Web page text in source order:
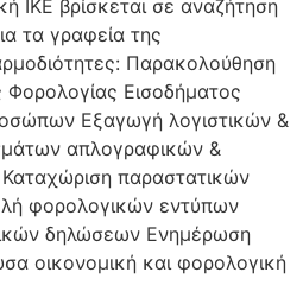
ΙΚΕ βρίσκεται σε αναζήτηση
τα γραφεία της
Παρακολούθηση
Εισοδήματος
Εξαγωγή λογιστικών &
απλογραφικών &
παραστατικών
φορολογικών εντύπων
δηλώσεων Ενημέρωση
οικονομική και φορολογική